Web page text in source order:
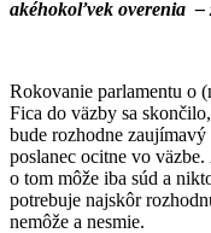
akéhokoľvek overenia –
Rokovanie parlamentu o
Fica do väzby sa
bude rozhodne
poslanec ocitne vo
o tom môže iba súd a
potrebuje najskôr
nemôže a nesmie.